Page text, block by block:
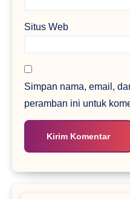
Situs Web
Simpan nama, email,
peramban ini untuk